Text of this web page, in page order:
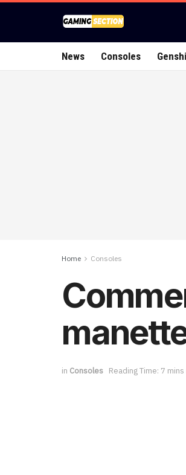
News Consoles
Home Consoles
in Consoles Reading Time: 7